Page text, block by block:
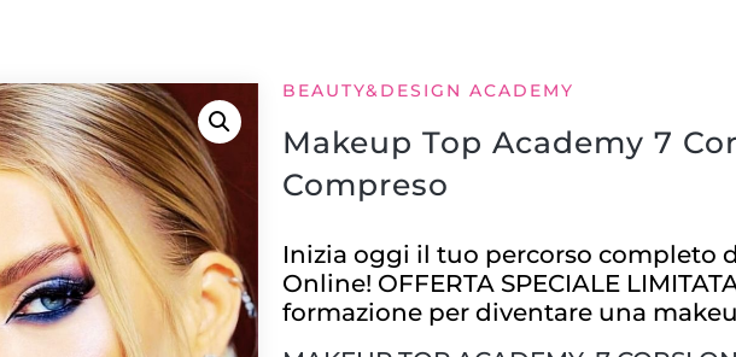
BEAUTY&DESIGN ACADEMY
Makeup Top Academy 7
Compreso
Inizia oggi il tuo percorso completo
Online! OFFERTA SPECIALE
formazione per diventare una